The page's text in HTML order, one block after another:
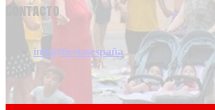
Contacto
info@fiestasespaña